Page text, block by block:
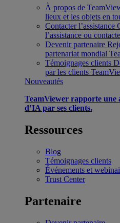
À propos de
lieux et les objets en
Contacter l’assistance
l’assistance ou
Devenir partenaire
partenariat mondial
Témoignages clients
par les clients
Nouveautés
TeamViewer rapporte une
d’IA par ses clients.
Ressources
Blog
Témoignages clients
Événements et
Trust Center
Partenaire